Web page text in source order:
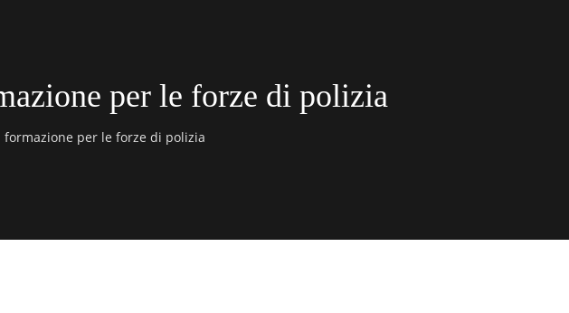
per le forze di polizia
per le forze di polizia